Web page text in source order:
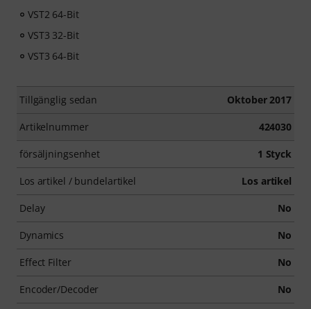
VST2 64-Bit
VST3 32-Bit
VST3 64-Bit
Tillgänglig sedan Oktober 2017
Artikelnummer 424030
försäljningsenhet 1 Styck
Los artikel / bundelartikel Los artikel
Delay No
Dynamics No
Effect Filter No
Encoder/Decoder No